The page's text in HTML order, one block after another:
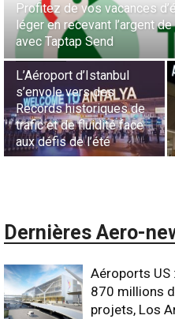
Aérien & Stratégie :
la diaspora européenne
Casablanca
- A LA UNE
Sécurité des frontières
aériennes en Afrique :
L’appel urgent à
l’harmonisation globale
Dernières Aero-
Aéroports US
870 millions
projets, Los